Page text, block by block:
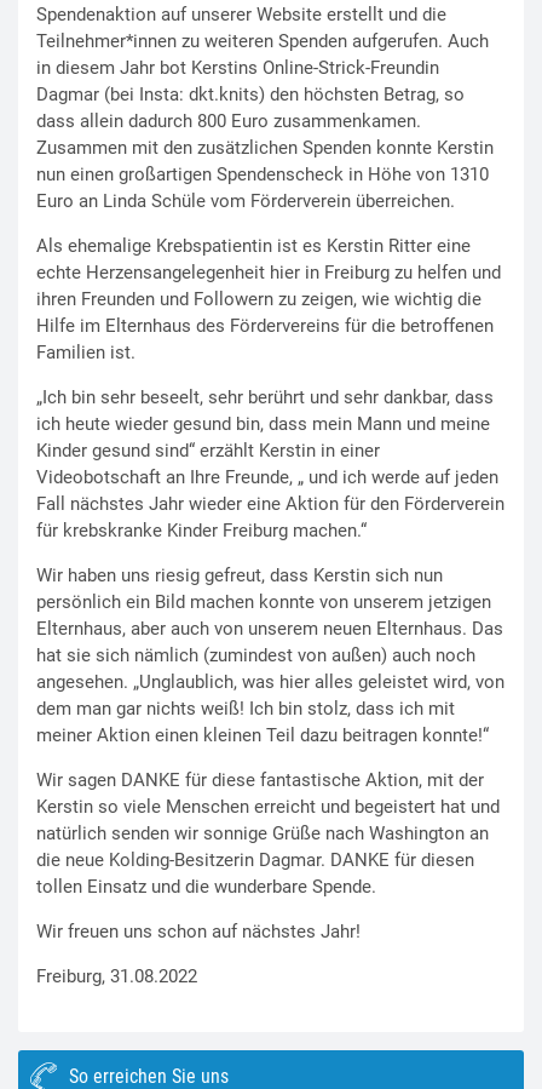
Spendenaktion auf unserer Website erstellt und die
Teilnehmer*innen zu weiteren Spenden aufgerufen. Auch
in diesem Jahr bot Kerstins Online-Strick-Freundin
Dagmar (bei Insta: dkt.knits) den höchsten Betrag, so
dass allein dadurch 800 Euro zusammenkamen.
Zusammen mit den zusätzlichen Spenden konnte Kerstin
nun einen großartigen Spendenscheck in Höhe von 1310
Euro an Linda Schüle vom Förderverein überreichen.
Als ehemalige Krebspatientin ist es Kerstin Ritter eine
echte Herzensangelegenheit hier in Freiburg zu helfen und
ihren Freunden und Followern zu zeigen, wie wichtig die
Hilfe im Elternhaus des Fördervereins für die betroffenen
Familien ist.
„Ich bin sehr beseelt, sehr berührt und sehr dankbar, dass
ich heute wieder gesund bin, dass mein Mann und meine
Kinder gesund sind“ erzählt Kerstin in einer
Videobotschaft an Ihre Freunde, „ und ich werde auf jeden
Fall nächstes Jahr wieder eine Aktion für den Förderverein
für krebskranke Kinder Freiburg machen.“
Wir haben uns riesig gefreut, dass Kerstin sich nun
persönlich ein Bild machen konnte von unserem jetzigen
Elternhaus, aber auch von unserem neuen Elternhaus. Das
hat sie sich nämlich (zumindest von außen) auch noch
angesehen. „Unglaublich, was hier alles geleistet wird, von
dem man gar nichts weiß! Ich bin stolz, dass ich mit
meiner Aktion einen kleinen Teil dazu beitragen konnte!“
Wir sagen DANKE für diese fantastische Aktion, mit der
Kerstin so viele Menschen erreicht und begeistert hat und
natürlich senden wir sonnige Grüße nach Washington an
die neue Kolding-Besitzerin Dagmar. DANKE für diesen
tollen Einsatz und die wunderbare Spende.
Wir freuen uns schon auf nächstes Jahr!
Freiburg, 31.08.2022
So erreichen Sie uns